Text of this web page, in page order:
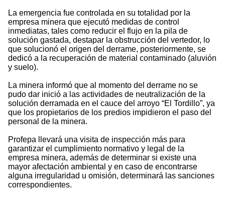
La emergencia fue controlada en su totalidad por la
empresa minera que ejecutó medidas de control
inmediatas, tales como reducir el flujo en la pila de
solución gastada, destapar la obstrucción del vertedor, lo
que solucionó el origen del derrame, posteriormente, se
dedicó a la recuperación de material contaminado (aluvión
y suelo).
La minera informó que al momento del derrame no se
pudo dar inició a las actividades de neutralización de la
solución derramada en el cauce del arroyo “El Tordillo”, ya
que los propietarios de los predios impidieron el paso del
personal de la minera.
Profepa llevará una visita de inspección más para
garantizar el cumplimiento normativo y legal de la
empresa minera, además de determinar si existe una
mayor afectación ambiental y en caso de encontrarse
alguna irregularidad u omisión, determinará las sanciones
correspondientes.